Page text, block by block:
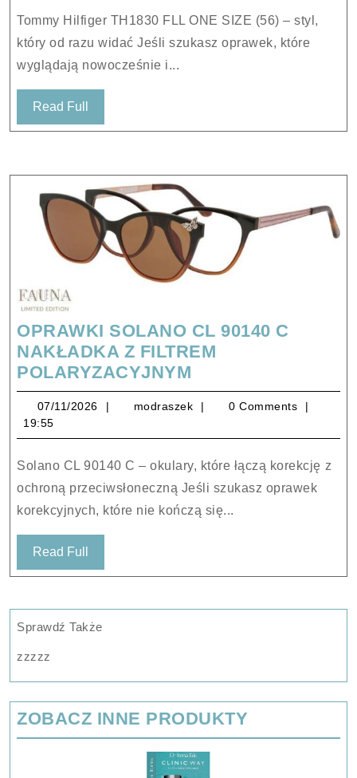
SIZE
(56)
Tommy Hilfiger TH1830 FLL ONE SIZE (56) – styl,
który od razu widać Jeśli szukasz oprawek, które
wyglądają nowocześnie i...
Read Full
Full
OPRAWKI SOLANO CL 90140 C
NAKŁADKA Z FILTREM
POLARYZACYJNYM
SOLANO
CL
90140
NAKŁADKA
Z
FILTREM
07/11/2026 07/11/2026
modraszek modraszek
0 Comments
19:55
Solano CL 90140 C – okulary, które łączą korekcję z
ochroną przeciwsłoneczną Jeśli szukasz oprawek
korekcyjnych, które nie kończą się...
Read Full
Full
Sprawdź Także
zzzzz
ZOBACZ INNE PRODUKTY